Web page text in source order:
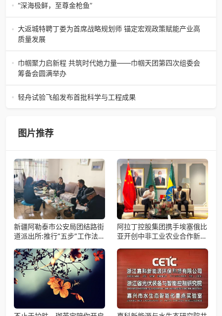
陶瓷瑰宝；元代釉里红的一抹艳红，穿越七百年岁月，成为
“深海极鲜，至尊金枪鱼”
“深海极鲜，至尊金枪鱼”苏州吴中白金汉爵大酒店蓝鳍金枪鱼
开鱼品鉴仪式圆满落幕2026年4月17日，江苏省苏州市吴中
白金汉爵大酒店大
大返城特聘丁娄为首席战略规划师 锚定宏观政策赋能产业高
质量发展
2026年4月16日，大返城（浙江）科技有限公司隆重举行签
约仪式，正式特聘丁娄先生担任公司首席战略规划师。此次
强强联合，是大返城集团深度
巾帼聚力启新程 共筑时代她力量——巾帼天团第四次组委会
筹备会圆满举办
巾帼聚力启新程 共筑时代她力量——巾帼天团第四次组委会
筹备会圆满举办2026年4月15日，巾帼天团第四次组委会筹
轻舟试验飞船发布首批科学与工程成果
果。据中国科学院微小卫星
图片推荐
新疆阿勒泰市公安局团结路街
道派出所:推行“五步”工作法
阿拉丁控股集团携手埃塞俄比
亚开创中非工业农业合作新篇